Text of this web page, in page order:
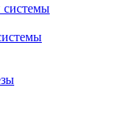
системы